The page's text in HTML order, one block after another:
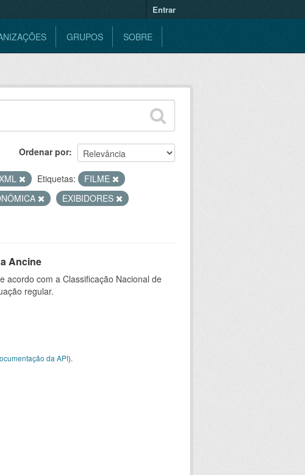
Entrar
GRUPOS SOBRE
Ordenar por
Etiquetas:
FILME
EXIBIDORES
Ancine
acordo com a Classificação Nacional de
regular.
da API).